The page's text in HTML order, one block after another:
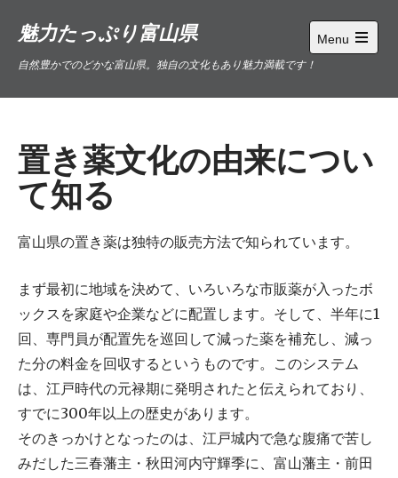
魅力たっぷり富山県
自然豊かでのどかな富山県。独自の文化もあり魅力満載です！
Menu
Open
置き薬文化の由来につい
て知る
富山県の置き薬は独特の販売方法で知られています。
まず最初に地域を決めて、いろいろな市販薬が入ったボ
ックスを家庭や企業などに配置します。そして、半年に1
回、専門員が配置先を巡回して減った薬を補充し、減っ
た分の料金を回収するというものです。このシステム
は、江戸時代の元禄期に発明されたと伝えられており、
すでに300年以上の歴史があります。
そのきっかけとなったのは、江戸城内で急な腹痛で苦し
みだした三春藩主・秋田河内守輝季に、富山藩主・前田